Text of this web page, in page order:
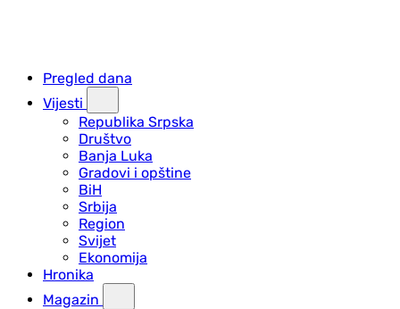
Pregled dana
Vijesti
Republika Srpska
Društvo
Banja Luka
Gradovi i opštine
BiH
Srbija
Region
Svijet
Ekonomija
Hronika
Magazin